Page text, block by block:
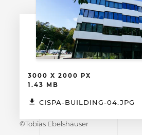
3000 X 2000 PX
1.43 MB
CISPA-BUILDING-04.JPG
©Tobias Ebelshäuser